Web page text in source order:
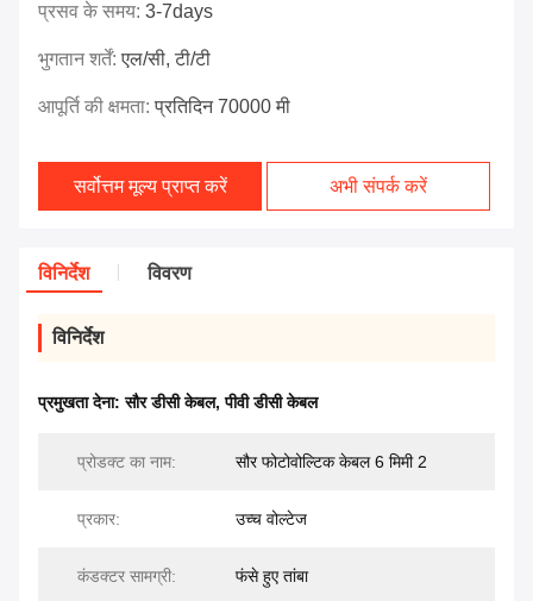
प्रसव के समय: 3-7days
भुगतान शर्तें:एल/सी, टी/टी
आपूर्ति की क्षमता:प्रतिदिन 70000 मी
सर्वोत्तम मूल्य प्राप्त करें अभी संपर्क करें
विनिर्देश विवरण
विनिर्देश
प्रमुखता देना:सौर डीसी केबल,पीवी डीसी केबल
प्रोडक्ट का नाम: सौर फोटोवोल्टिक केबल 6 मिमी 2
प्रकार: उच्च वोल्टेज
कंडक्टर सामग्री: फंसे हुए तांबा